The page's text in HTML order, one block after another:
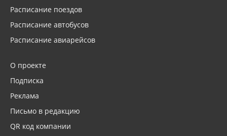
Расписание поездов
Расписание автобусов
Расписание авиарейсов
О проекте
Подписка
Реклама
Письмо в редакцию
QR код компании